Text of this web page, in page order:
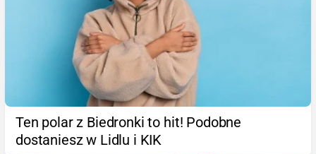
Ten polar z Biedronki to hit! Podobne
dostaniesz w Lidlu i KIK